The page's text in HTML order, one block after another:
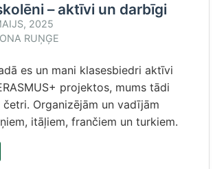
– aktīvi un darbīgi
2025
RUŅĢE
es un mani klasesbiedri aktīvi
projektos, mums tādi
Organizējām un vadījām
itāļiem, frančiem un turkiem.